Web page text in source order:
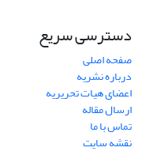
دسترسی سریع
صفحه اصلی
درباره نشریه
اعضای هیات تحریریه
ارسال مقاله
تماس با ما
نقشه سایت